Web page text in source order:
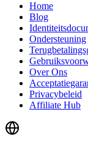
Home
Blog
Ondersteuning
Over Ons
Privacybeleid
Affiliate Hub